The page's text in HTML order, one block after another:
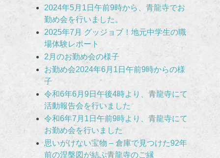
2024年5月1日午前9時から、青龍寺でお
勤め会を行いました。
2025年7月 グッジョブ！地元中学生の職
場体験レポート
2月のお勤め会の様子
お勤め会2024年6月1日午前9時からの様
子
令和6年6月9日午後4時より、青龍寺にて
活動報告会を行いました
令和6年7月1日午前9時より、青龍寺にて
お勤め会を行いました
思いがけない宝物 – 倉庫で見つけた92年
前の涅槃図が結ぶ青龍寺のご縁